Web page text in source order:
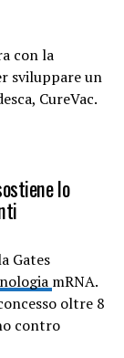
con la
sviluppare un
CureVac.
lo
Gates
mRNA.
oltre 8
contro